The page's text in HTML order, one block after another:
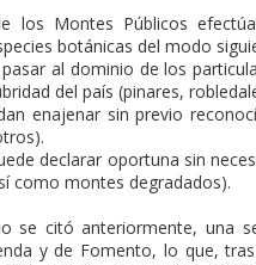
los Montes Públicos
botánicas del modo
al dominio de los
del país (pinares,
enajenar sin previo
declarar oportuna sin
como montes degradados).
se citó anteriormente, una
y de Fomento, lo que,